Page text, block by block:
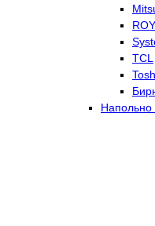
TCL
Напольно